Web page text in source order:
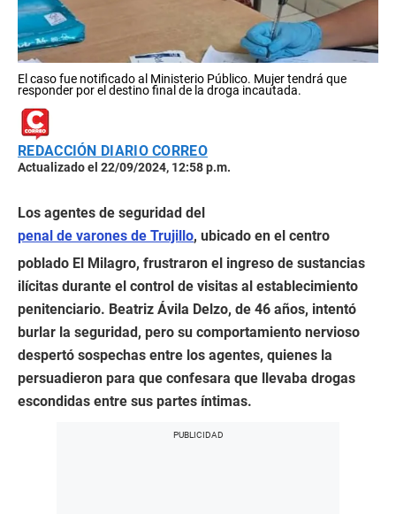
El caso fue notificado al Ministerio Público. Mujer tendrá que
responder por el destino final de la droga incautada.
REDACCIÓN DIARIO CORREO
Actualizado el 22/09/2024, 12:58 p.m.
Los agentes de seguridad del
penal de varones de Trujillo, ubicado en el centro
poblado El Milagro, frustraron el ingreso de sustancias
ilícitas durante el control de visitas al establecimiento
penitenciario. Beatriz Ávila Delzo, de 46 años, intentó
burlar la seguridad, pero su comportamiento nervioso
despertó sospechas entre los agentes, quienes la
persuadieron para que confesara que llevaba drogas
escondidas entre sus partes íntimas.